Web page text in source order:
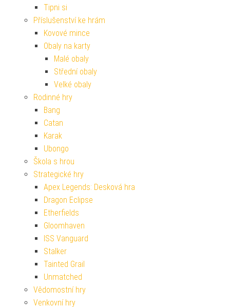
Tipni si
Příslušenství ke hrám
Kovové mince
Obaly na karty
Malé obaly
Střední obaly
Velké obaly
Rodinné hry
Bang
Catan
Karak
Ubongo
Škola s hrou
Strategické hry
Apex Legends: Desková hra
Dragon Eclipse
Etherfields
Gloomhaven
ISS Vanguard
Stalker
Tainted Grail
Unmatched
Vědomostní hry
Venkovní hry